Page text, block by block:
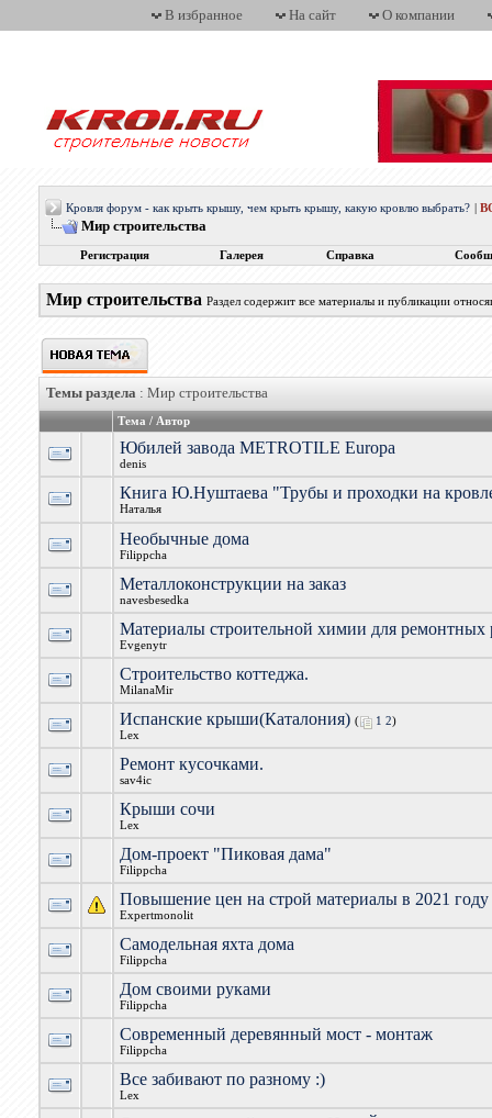
В избранное На сайт О компании
Кровля форум - как крыть крышу, чем крыть крышу, какую кровлю выбрать?
Мир строительства
Регистрация Галерея Справка
Мир строительства Раздел содержит все материалы и публикации
Темы раздела: Мир строительства
Тема / Автор
Юбилей завода METROTILE Europa
denis
Книга Ю.Нуштаева "Трубы и проходки на
Наталья
Необычные дома
Filippcha
Металлоконструкции на заказ
navesbesedka
Материалы строительной химии для ремонтных
Evgenytr
Строительство коттеджа.
MilanaMir
Испанские крыши(Каталония) ( 1 2)
Lex
Ремонт кусочками.
sav4ic
Крыши сочи
Lex
Дом-проект "Пиковая дама"
Filippcha
Повышение цен на строй материалы в 2021 году
Expertmonolit
Самодельная яхта дома
Filippcha
Дом своими руками
Filippcha
Современный деревянный мост - монтаж
Filippcha
Все забивают по разному :)
Lex